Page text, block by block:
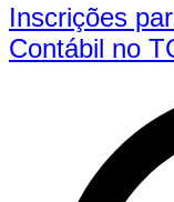
Inscrições
Contábil no